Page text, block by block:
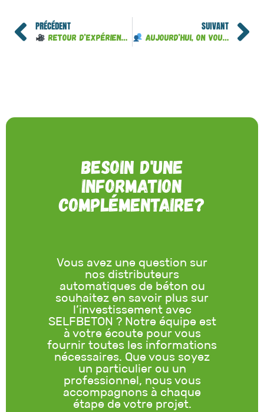
PRÉCÉDENT
RETOUR D’EXPÉRIENCE : SAS FAVIER THIERRY !
SUIVANT
AUJOURD’HUI, ON VOUS PRÉSENTE NOTRE ÉQUIPE COMMERCIALE !
Besoin d'une
information
complémentaire?
Vous avez une question sur
nos distributeurs
automatiques de béton ou
souhaitez en savoir plus sur
l’investissement avec
SELFBETON ? Notre équipe est
à votre écoute pour vous
fournir toutes les informations
nécessaires. Que vous soyez
un particulier ou un
professionnel, nous vous
accompagnons à chaque
étape de votre projet.